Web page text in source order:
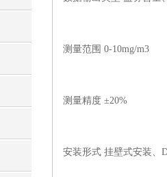
测量范围 0-10mg/m3
测量精度 ±20%
安装形式 挂壁式安装、